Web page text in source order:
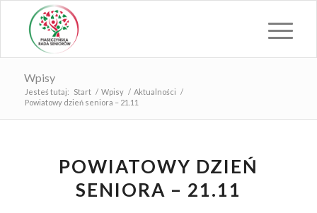
Wpisy
Jesteś tutaj: Start / Wpisy / Aktualności /
Powiatowy dzień seniora – 21.11
POWIATOWY DZIEŃ
SENIORA – 21.11